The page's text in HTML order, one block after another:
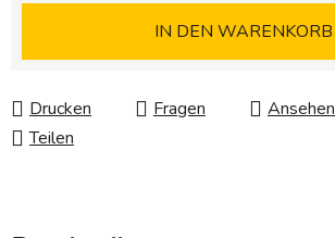
IN DEN WARENKORB
Drucken Fragen
Ansehen
Teilen